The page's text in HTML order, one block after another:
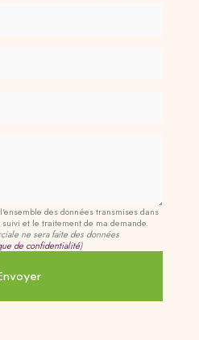
des données transmises dans
et le traitement de ma demande.
ne sera faite des données
de confidentialité)